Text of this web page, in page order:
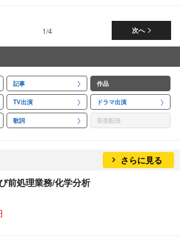
次へ
1/4
記事 作品
TV出演 ドラマ出演
歌詞 音楽配信
さらに見る
前処理業務/化学分析